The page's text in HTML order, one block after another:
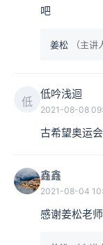
吧
姜松 （主讲
低
低吟浅迴
2021-08-08
古希望奥运
鑫鑫
2021-08-04
感谢姜松老